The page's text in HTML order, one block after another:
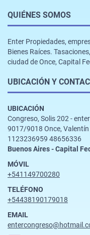
QUIÉNES SOMOS
Enter Propiedades,
Bienes Raíces.
ciudad de Once, Capital
UBICACIÓN Y
UBICACIÓN
Congreso, Solis 202 -
9017/9018 Once,
1123236959 48656336
Buenos Aires - Capital
MÓVIL
+541149700280
TELÉFONO
+54438190179018
EMAIL